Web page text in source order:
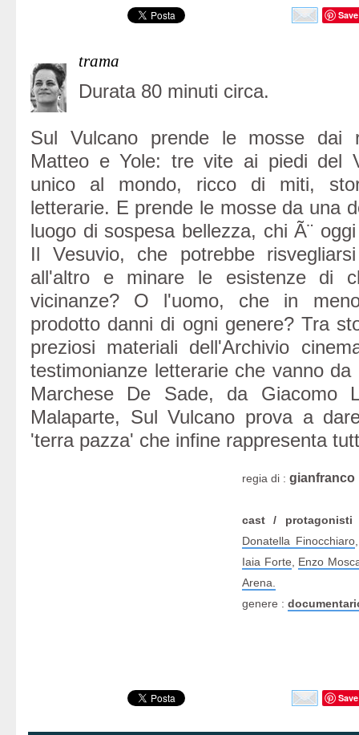
Save
trama
Durata 80 minuti circa.
Sul Vulcano prende le mosse dai
Matteo e Yole: tre vite ai piedi del
unico al mondo, ricco di miti,
letterarie. E prende le mosse da una
luogo di sospesa bellezza, chi Ã¨
Il Vesuvio, che potrebbe
all'altro e minare le esistenze di
vicinanze? O l'uomo, che in
prodotto danni di ogni genere? Tra
preziosi materiali dell'Archivio
testimonianze letterarie che vanno
Marchese De Sade, da Giacomo
Malaparte, Sul Vulcano prova a
'terra pazza' che infine rappresenta
regia di : gianfranco
cast / protagonisti
Donatella Finocchiaro
Iaia Forte
Enzo
Arena.
genere :
Save